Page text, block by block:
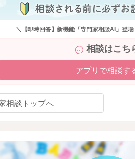
＼【即時回答】新機能「専門家相談AI」登
相談はこち
アプリで相談す
相談トップへ